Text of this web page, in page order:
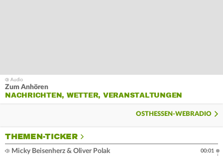
Zum Anhören
NACHRICHTEN, WETTER, VERANSTALTUNGEN
OSTHESSEN-WEBRADIO
THEMEN-TICKER
Micky Beisenherz & Oliver Polak
00:01